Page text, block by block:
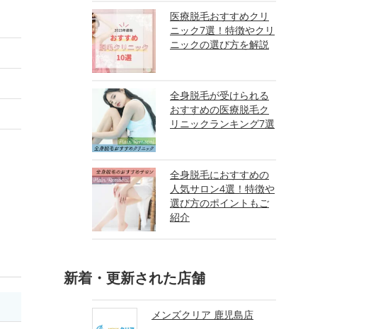
医療脱毛おすすめクリ
ニック7選！特徴やクリ
ニックの選び方を解説
全身脱毛が受けられる
おすすめの医療脱毛ク
リニックランキング7選
全身脱毛におすすめの
人気サロン4選！特徴や
選び方のポイントもご
紹介
新着・更新された店舗
メンズクリア 鹿児島店